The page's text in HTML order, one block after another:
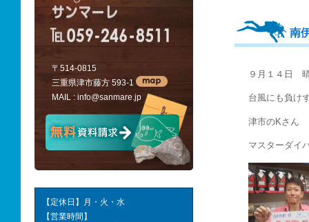
南
９月１４日
台風にも負け
津市のKさん
マスターダイ
〒514-0815
三重県津市藤方 593-1
MAIL : info@sanmare.jp
【定休日】月・火・水
【営業時間】